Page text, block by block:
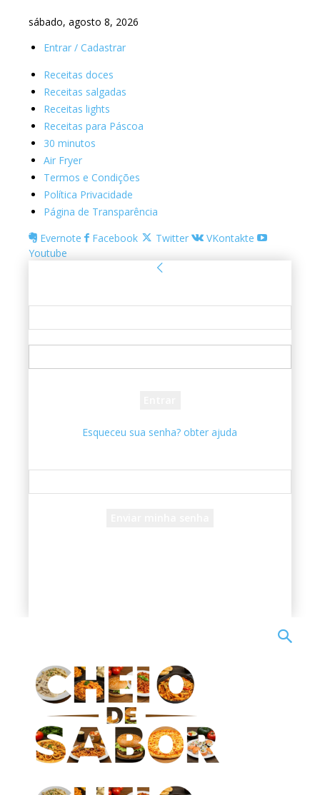
sábado, agosto 8, 2026
Entrar / Cadastrar
Receitas doces
Receitas salgadas
Receitas lights
Receitas para Páscoa
30 minutos
Air Fryer
Termos e Condições
Política Privacidade
Página de Transparência
Evernote
Facebook Twitter
VKontakte
Youtube
Esqueceu sua senha? obter ajuda